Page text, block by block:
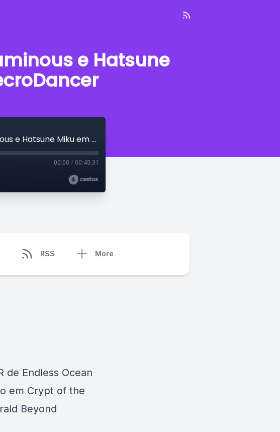
e Hatsune
Novidades de Endless Ocean Luminous e Hatsune Miku em Crypt of the NecroDancer
00:00 / 00:45:31
RSS More
de Endless Ocean
em Crypt of the
Beyond